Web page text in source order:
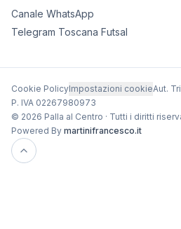
Canale WhatsApp
Telegram Toscana Futsal
Cookie PolicyImpostazioni cookieAut.
P. IVA 02267980973
© 2026 Palla al Centro · Tutti i diritti
Powered By martinifrancesco.it